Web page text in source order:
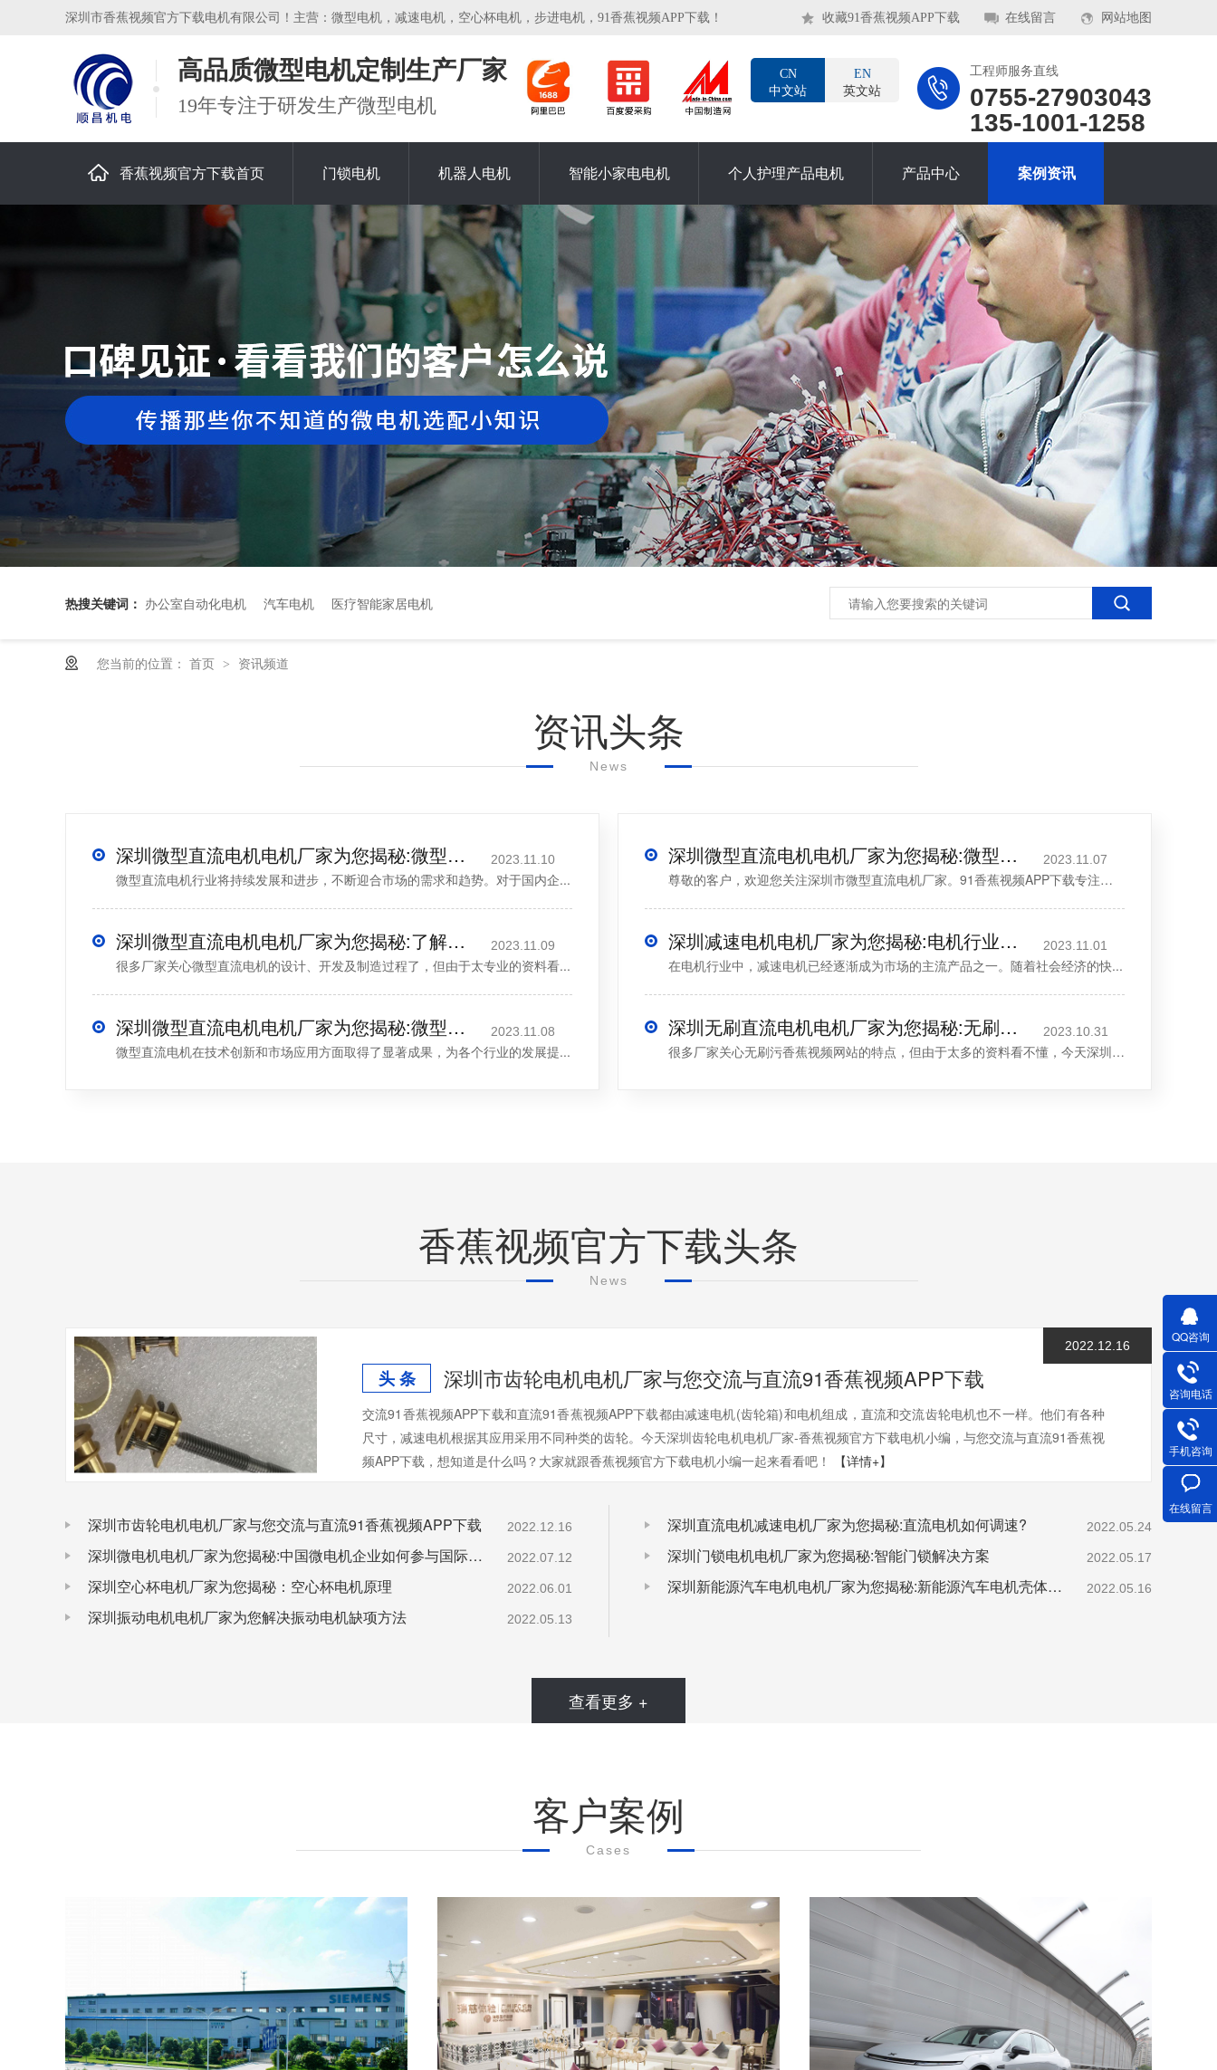
收藏91香蕉视频APP下载 在线留言 网站地图
深圳市香蕉视频官方下载电机有限公司！主营：微型电机，减速电机，空心杯电机，步进电机，91香蕉视频APP下载！
高品质微型电机定制生产厂家
19年专注于研发生产微型电机
工程师服务直线
0755-27903043
135-1001-1258
CN
中文站
EN
英文站
香蕉视频官方下载首页 门锁电机 机器人电机 智能小家电电机 个人护理产品电机 产品中心 案例资讯
关于香蕉视频官方下载
热搜关键词： 办公室自动化电机 汽车电机 医疗智能家居电机
您当前的位置： 首页 > 资讯频道
资讯头条
News
深圳微型直流电机电机厂家为您揭秘:微型直流电机行业中的技术进步与未来趋势 2023.11.10
微型直流电机行业将持续发展和进步，不断迎合市场的需求和趋势。对于国内企...
深圳微型直流电机电机厂家为您揭秘:了解微型直流电机的设计、开发及制造过程 2023.11.09
很多厂家关心微型直流电机的设计、开发及制造过程了，但由于太专业的资料看...
深圳微型直流电机电机厂家为您揭秘:微型直流电机的技术创新与市场应用 2023.11.08
微型直流电机在技术创新和市场应用方面取得了显著成果，为各个行业的发展提...
深圳微型直流电机电机厂家为您揭秘:微型直流电机 - 高效能、低噪音 2023.11.07
尊敬的客户，欢迎您关注深圳市微型直流电机厂家。91香蕉视频APP下载专注于微型电机的研发...
深圳减速电机电机厂家为您揭秘:电机行业发展中减速电机的市场前景展望 2023.11.01
在电机行业中，减速电机已经逐渐成为市场的主流产品之一。随着社会经济的快...
深圳无刷直流电机电机厂家为您揭秘:无刷污香蕉视频网站的特点及优势分析 2023.10.31
很多厂家关心无刷污香蕉视频网站的特点，但由于太多的资料看不懂，今天深圳无...
香蕉视频官方下载头条
News
2022.12.16
头 条 深圳市齿轮电机电机厂家与您交流与直流91香蕉视频APP下载
交流91香蕉视频APP下载和直流91香蕉视频APP下载都由减速电机(齿轮箱)和电机组成，直流和交流齿轮电机也不一样。他们有各种
尺寸，减速电机根据其应用采用不同种类的齿轮。今天深圳齿轮电机电机厂家-香蕉视频官方下载电机小编，与您交流与直流91香蕉视
频APP下载，想知道是什么吗？大家就跟香蕉视频官方下载电机小编一起来看看吧！
【详情+】
深圳市齿轮电机电机厂家与您交流与直流91香蕉视频APP下载 2022.12.16
深圳微电机电机厂家为您揭秘:中国微电机企业如何参与国际竞争 2022.07.12
深圳空心杯电机厂家为您揭秘：空心杯电机原理 2022.06.01
深圳直流电机减速电机厂家为您揭秘:直流电机如何调速? 2022.05.24
深圳门锁电机电机厂家为您揭秘:智能门锁解决方案 2022.05.17
深圳新能源汽车电机电机厂家为您揭秘:新能源汽车电机壳体压铸模设计 2022.05.16
深圳振动电机电机厂家为您解决振动电机缺项方法 2022.05.13
查看更多 +
客户案例
Cases
QQ咨询
咨询电话
手机咨询
在线留言